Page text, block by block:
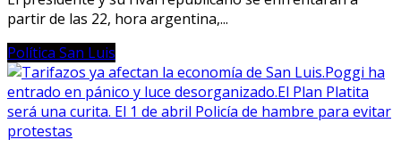
partir de las 22, hora argentina,...
Política San Luis